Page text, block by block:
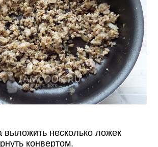
выложить несколько ложек
конвертом.